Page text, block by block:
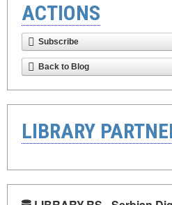
ACTIONS
Subscribe
Back to Blog
LIBRARY